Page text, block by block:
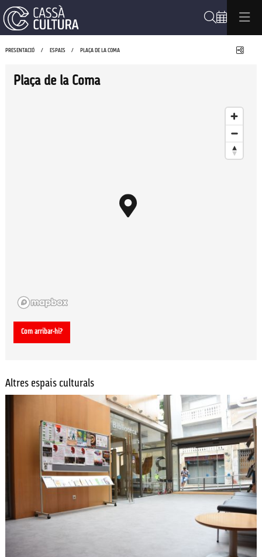
PRESENTACIÓ ESPAIS PLAÇA DE LA COMA
Plaça de la Coma
Com arribar-hi?
Altres espais culturals